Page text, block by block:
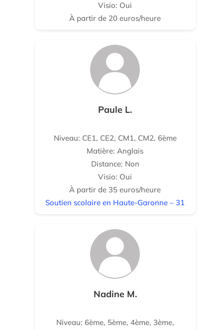
Visio: Oui
À partir de 20 euros/heure
Paule L.
Niveau: CE1, CE2, CM1, CM2, 6ème
Matière: Anglais
Distance: Non
Visio: Oui
À partir de 35 euros/heure
Soutien scolaire en Haute-Garonne – 31
Nadine M.
Niveau: 6ème, 5ème, 4ème, 3ème,